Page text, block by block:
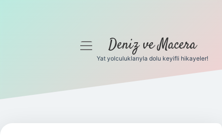
Gizlilik Politikası
Yasal Uyarı
menüyüDeniz ve Macera
Yat yolculuklarıyla dolu keyifli hikayeler!